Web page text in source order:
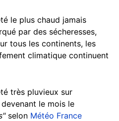
le plus chaud jamais
par des sécheresses,
tous les continents, les
climatique continuent
très pluvieux sur
le mois le
selon Météo France